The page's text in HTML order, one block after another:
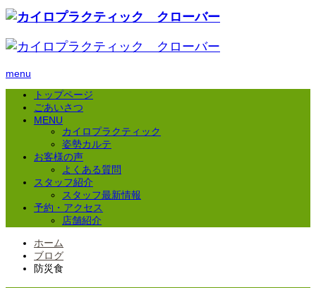
menu
トップページ
ごあいさつ
MENU
カイロプラクティック
姿勢カルテ
お客様の声
よくある質問
スタッフ紹介
スタッフ最新情報
予約・アクセス
店舗紹介
ホーム
ブログ
防災食